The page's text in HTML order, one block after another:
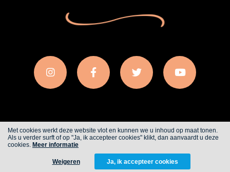
Cookies Privacy
FROM ALWAYS AWAKE
Met cookies werkt deze website vlot en kunnen we u inhoud op maat tonen.
Als u verder surft of op "Ja, ik accepteer cookies" klikt, dan aanvaardt u deze
cookies. Meer informatie
Weigeren Ja, ik accepteer cookies